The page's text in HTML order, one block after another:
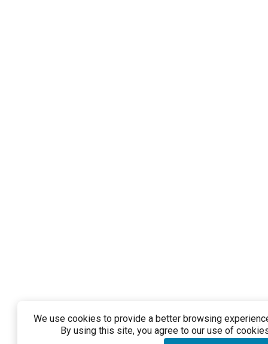
We use cookies to provide a better browsing
By using this site, you agree to our use of